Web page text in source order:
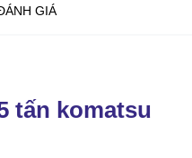
GIÁ
tấn komatsu